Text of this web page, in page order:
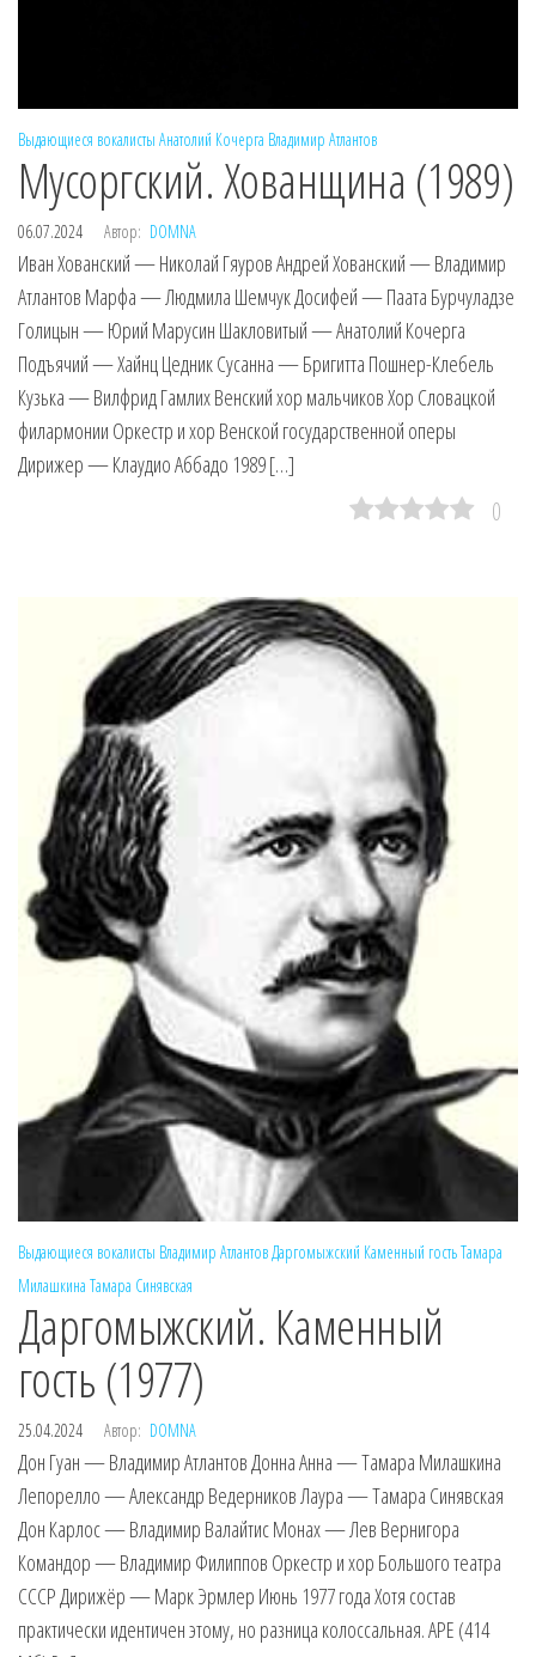
Выдающиеся вокалисты Анатолий Кочерга Владимир Атлантов
Мусоргский. Хованщина (1989)
06.07.2024 Автор: DOMNA
Иван Хованский — Николай Гяуров Андрей Хованский — Владимир
Атлантов Марфа — Людмила Шемчук Досифей — Паата Бурчуладзе
Голицын — Юрий Марусин Шакловитый — Анатолий Кочерга
Подъячий — Хайнц Цедник Сусанна — Бригитта Пошнер-Клебель
Кузька — Вилфрид Гамлих Венский хор мальчиков Хор Словацкой
филармонии Оркестр и хор Венской государственной оперы
Дирижер — Клаудио Аббадо 1989 […]
0
Выдающиеся вокалисты Владимир АтлантовДаргомыжский Каменный гостьТамара
Милашкина Тамара Синявская
Даргомыжский. Каменный
гость (1977)
25.04.2024 Автор: DOMNA
Дон Гуан — Владимир Атлантов Донна Анна — Тамара Милашкина
Лепорелло — Александр Ведерников Лаура — Тамара Синявская
Дон Карлос — Владимир Валайтис Монах — Лев Вернигора
Командор — Владимир Филиппов Оркестр и хор Большого театра
СССР Дирижёр — Марк Эрмлер Июнь 1977 года Хотя состав
практически идентичен этому, но разница колоссальная. APE (414